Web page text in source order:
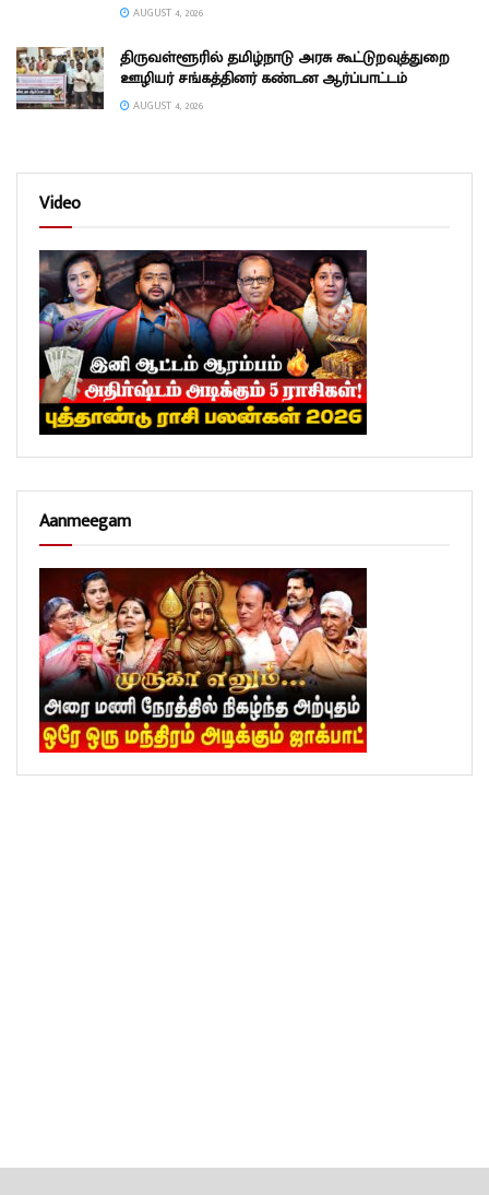
AUGUST 4, 2026
திருவள்ளூரில் தமிழ்நாடு அரசு கூட்டுறவுத்துறை
ஊழியர் சங்கத்தினர் கண்டன ஆர்ப்பாட்டம்
AUGUST 4, 2026
Video
Aanmeegam